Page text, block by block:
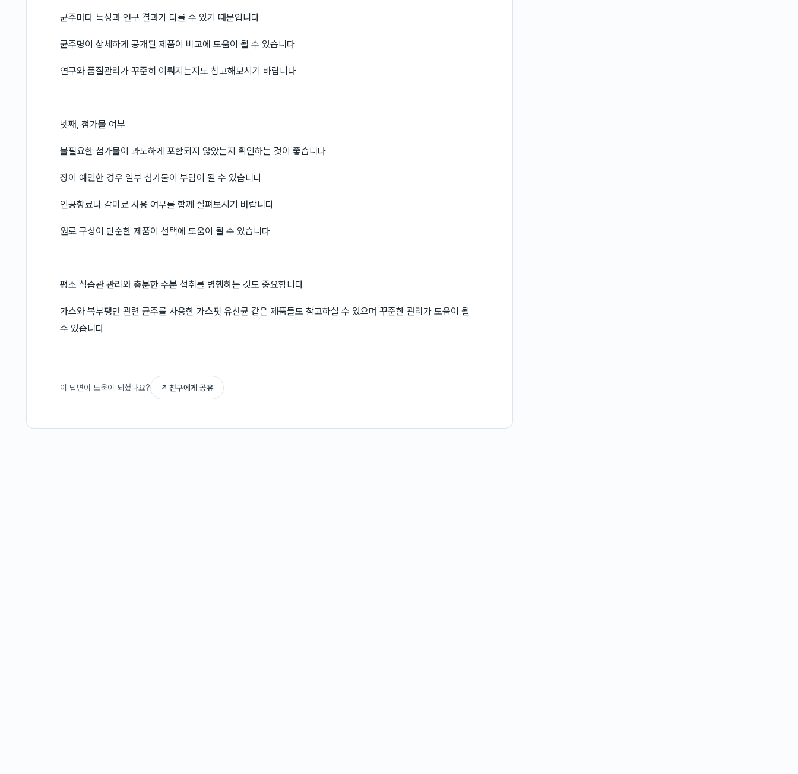
균주마다 특성과 연구 결과가 다를 수 있기 때문입니다
균주명이 상세하게 공개된 제품이 비교에 도움이 될 수 있습니다
연구와 품질관리가 꾸준히 이뤄지는지도 참고해보시기 바랍니다
넷째, 첨가물 여부
불필요한 첨가물이 과도하게 포함되지 않았는지 확인하는 것이 좋습니다
장이 예민한 경우 일부 첨가물이 부담이 될 수 있습니다
인공향료나 감미료 사용 여부를 함께 살펴보시기 바랍니다
원료 구성이 단순한 제품이 선택에 도움이 될 수 있습니다
평소 식습관 관리와 충분한 수분 섭취를 병행하는 것도 중요합니다
가스와 복부팽만 관련 균주를 사용한 가스핏 유산균 같은 제품들도 참고하실 수 있으며 꾸준한 관리가 도움이 될
수 있습니다
이 답변이 도움이 되셨나요? ↗ 친구에게 공유